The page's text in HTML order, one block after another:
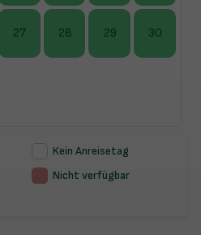
27 28 29 30
Kein Anreisetag
Nicht verfügbar